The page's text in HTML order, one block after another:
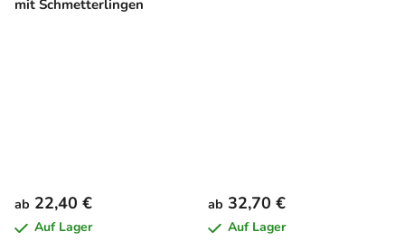
mit Schmetterlingen
ab 22,40 €
Auf Lager
ab 32,70 €
Auf Lager